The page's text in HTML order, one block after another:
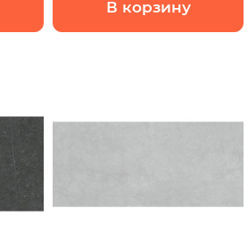
В корзину